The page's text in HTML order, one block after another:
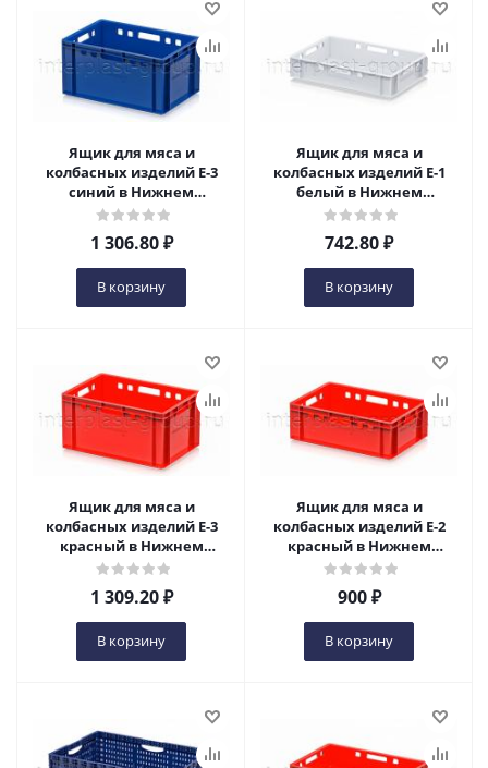
Ящик для мяса и
колбасных изделий Е-3
синий в Нижнем
Новгороде
1 306.80₽
В корзину
Ящик для мяса и
колбасных изделий Е-1
белый в Нижнем
Новгороде
742.80₽
В корзину
Ящик для мяса и
колбасных изделий Е-3
красный в Нижнем
Новгороде
1 309.20₽
В корзину
Ящик для мяса и
колбасных изделий Е-2
красный в Нижнем
Новгороде
900₽
В корзину